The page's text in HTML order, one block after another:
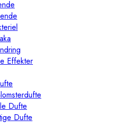
Effekter
Dufte
Dufte